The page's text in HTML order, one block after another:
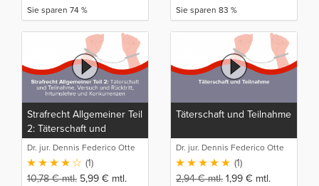
Sie sparen 74 % Sie sparen 83 %
Strafrecht Allgemeiner Teil
2: Täterschaft und
Teilnahme, Versuch und
Rücktritt, Irrtumslehre und
Konkurrenzen
Dr. jur. Dennis Federico Otte
(1)
10,78€mtl. 5,99 € mtl.
Täterschaft und Teilnahme
Dr. jur. Dennis Federico Otte
(1)
2,94€mtl. 1,99 € mtl.